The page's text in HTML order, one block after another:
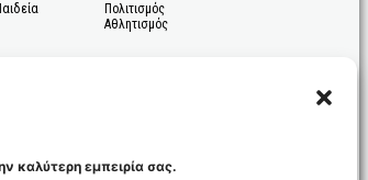
καλύτερη εμπειρία σας.
Πολιτισμός
Αθλητισμός